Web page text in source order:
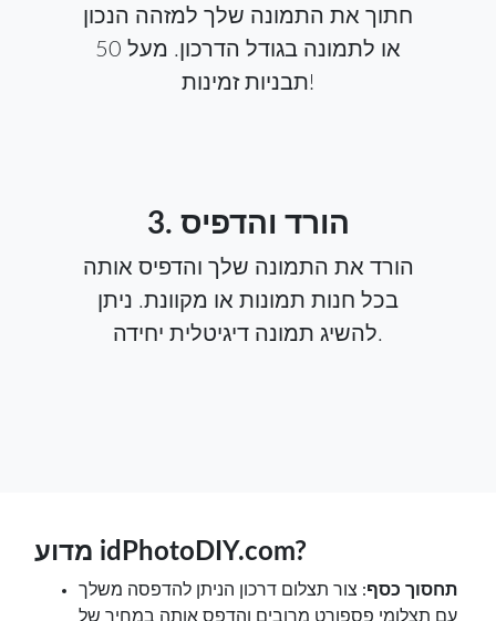
חתוך את התמונה שלך למזהה הנכון
או לתמונה בגודל הדרכון. מעל 50
תבניות זמינות!
3. הורד והדפיס
הורד את התמונה שלך והדפיס אותה
בכל חנות תמונות או מקוונת. ניתן
להשיג תמונה דיגיטלית יחידה.
מדוע idPhotoDIY.com?
תחסוך כסף: צור תצלום דרכון הניתן להדפסה משלך
עם תצלומי פספורט מרובים והדפס אותה במחיר של